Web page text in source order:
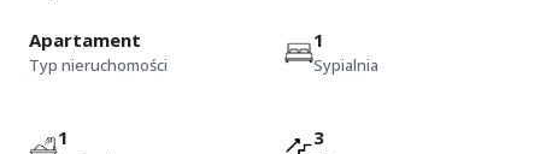
Apartament
Typ nieruchomości
1
Sypialnia
1 3